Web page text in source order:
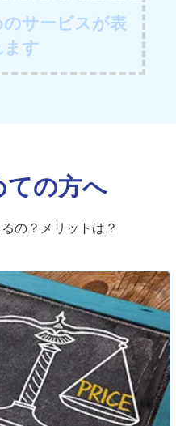
サービスが表
す
ての方へ
の？メリットは？